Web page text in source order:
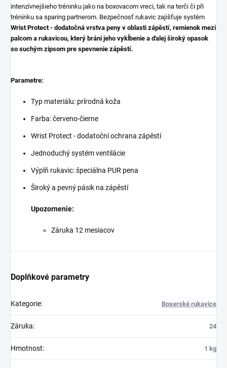
intenzívnejšieho tréninku jako na boxovacom vreci, tak na terči či při
tréninku sa sparing partnerom. Bezpečnosť rukavic zajišťuje systém
Wrist Protect - dodatočná vrstva peny v oblasti zápěstí, remienok mezi
palcom a rukavicou, který bráni jeho vykĺbenie a ďalej široký opasok
so suchým zipsom pre spevnenie zápěstí.
Parametre:
Typ materiálu: prírodná koža
Farba: červeno-čierne
Wrist Protect - dodatoční ochrana zápěstí
Jednoduchý systém ventilácie
Výplň rukavic: špeciálna PUR pena
Široký a pevný pásik na zápěstí
Upozornenie:
Záruka 12 mesiacov
Doplňkové parametry
Kategorie: Boxerské rukavice
Záruka: 24
Hmotnost: 1 kg